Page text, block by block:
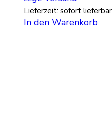
Lieferzeit: sofort lieferbar
In den Warenkorb